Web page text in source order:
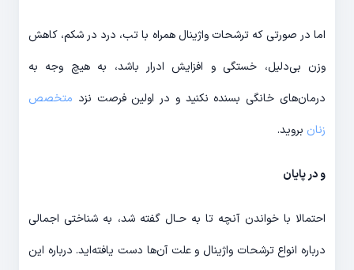
اما در صورتی که ترشحات واژینال همراه با تب، درد در شکم، کاهش
وزن بی‌دلیل، خستگی و افزایش ادرار باشد، به هیچ وجه به
درمان‌های خانگی بسنده نکنید و در اولین فرصت نزد متخصص
زنان بروید.
و در پایان
احتمالا با خواندن آنچه تا به حـال گفته شد، به شناختی اجمالی
درباره انواع ترشحات واژینال و علت آن‌ها دست یافته‌اید. درباره این